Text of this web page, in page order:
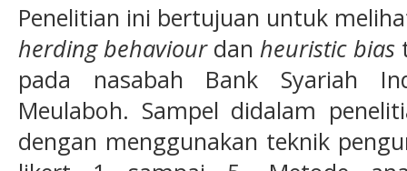
Penelitian ini bertujuan untuk
herding behaviour dan heuristic bias
pada nasabah Bank Syariah
Meulaboh. Sampel didalam
dengan menggunakan teknik